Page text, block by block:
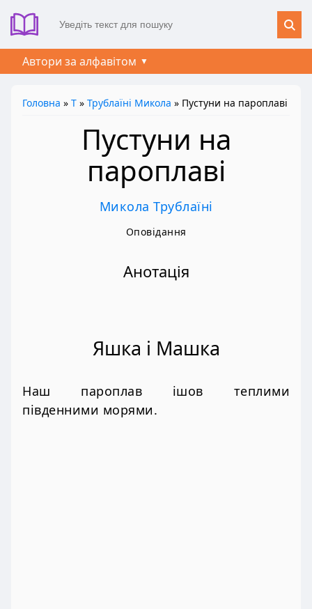
Автори за алфавітом
Головна » Т » Трублаїні Микола » Пустуни на пароплаві
Пустуни на
пароплаві
Микола Трублаїні
Оповідання
Анотація
Яшка i Машка
Наш пароплав ішов теплими
південними морями.